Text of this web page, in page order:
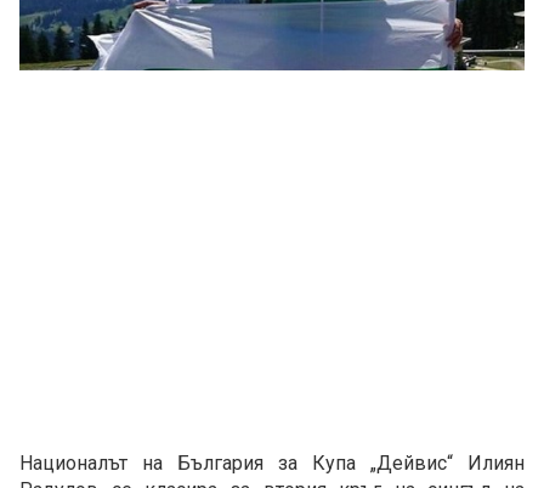
Националът на България за Купа „Дейвис“ Илиян